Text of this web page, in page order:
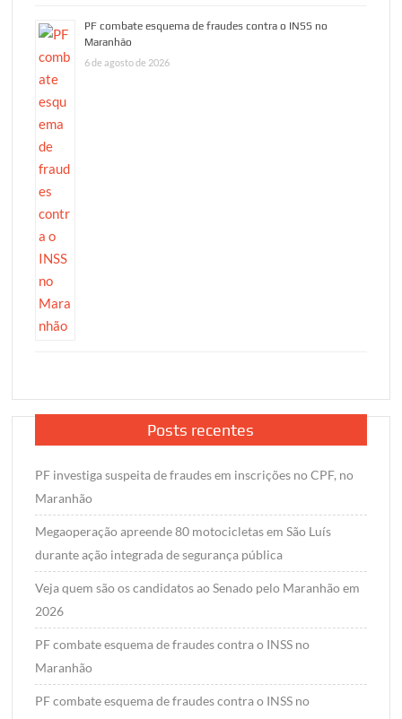
PF combate esquema de fraudes contra o INSS no
Maranhão
6 de agosto de 2026
Posts recentes
PF investiga suspeita de fraudes em inscrições no CPF, no
Maranhão
Megaoperação apreende 80 motocicletas em São Luís
durante ação integrada de segurança pública
Veja quem são os candidatos ao Senado pelo Maranhão em
2026
PF combate esquema de fraudes contra o INSS no
Maranhão
PF combate esquema de fraudes contra o INSS no